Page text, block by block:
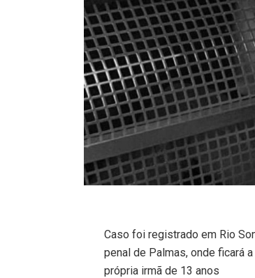
Caso foi registrado em Rio
penal de Palmas, onde ficará
própria irmã de 13 anos